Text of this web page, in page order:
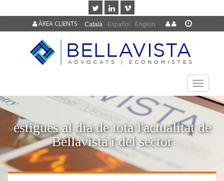
Català Español English
ÀREA CLIENTS
TOGGLE
estigues al dia de tota l'actualitat de
Bellavista i del sector